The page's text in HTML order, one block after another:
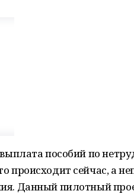
пособий по
происходит сейчас, а
Данный пилотный